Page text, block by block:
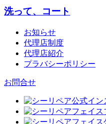
洗って、コート
お知らせ
代理店制度
代理店紹介
プラバシーポリシー
お問合せ